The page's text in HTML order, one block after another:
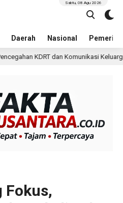
Daerah Nasional
Sabtu, 08 Agu 2026
Keluarga 15 jam lalu KKN
Fokus,